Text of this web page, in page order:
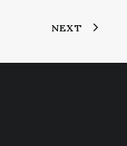
NEXT